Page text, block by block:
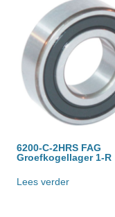
6200-C-2HRS FAG
Groefkogellager 1-R
Lees verder